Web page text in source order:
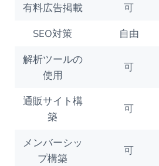
有料広告掲載
可
SEO対策
自由
解析ツールの
使用
可
通販サイト構
築
可
メンバーシッ
プ構築
可